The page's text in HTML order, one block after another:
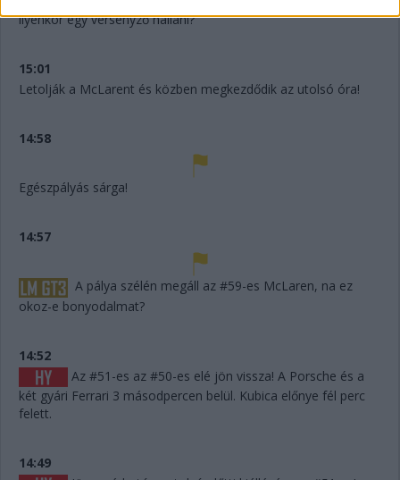
ilyenkor egy versenyző hallani?
15:01
Letolják a McLarent és közben megkezdődik az utolsó óra!
14:58
Egészpályás sárga!
14:57
A pálya szélén megáll az #59-es McLaren, na ez
okoz-e bonyodalmat?
14:52
Az #51-es az #50-es elé jön vissza! A Porsche és a
két gyári Ferrari 3 másodpercen belül. Kubica előnye fél perc
felett.
14:49